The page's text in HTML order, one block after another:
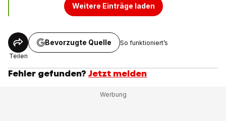
Weitere Einträge laden
Teilen
Bevorzugte Quelle So funktioniert’s
Fehler gefunden? Jetzt melden